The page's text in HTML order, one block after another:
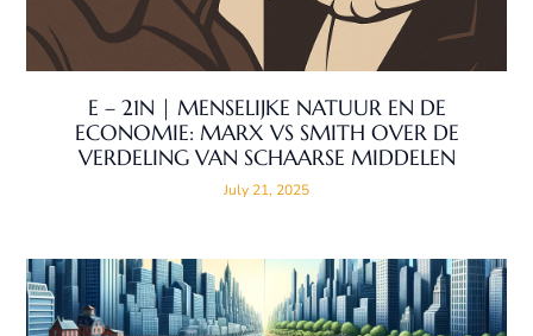
E – 21N | MENSELIJKE NATUUR EN DE
ECONOMIE: MARX VS SMITH OVER DE
VERDELING VAN SCHAARSE MIDDELEN
July 21, 2025